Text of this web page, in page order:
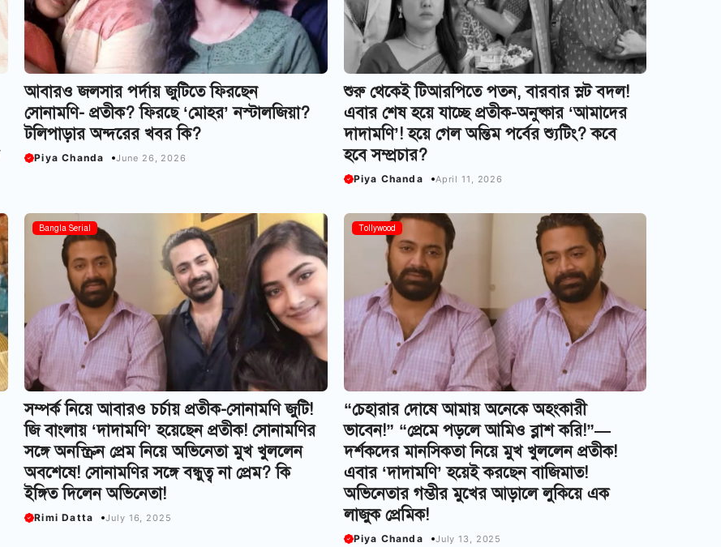
আবার‌ও জলসার পর্দায় জুটিতে ফিরছেন
সোনামণি- প্রতীক? ফিরছে ‘মোহর’ নস্টালজিয়া?
টলিপাড়ার অন্দরের খবর কি?
Piya Chanda June 26, 2026
শুরু থেকেই টিআরপিতে পতন, বারবার স্লট বদল!
এবার শেষ হয়ে যাচ্ছে প্রতীক-অনুষ্কার ‘আমাদের
দাদামণি’! হয়ে গেল অন্তিম পর্বের শ্যুটিং? কবে
হবে সম্প্রচার?
Piya Chanda April 11, 2026
Bangla Serial
সম্পর্ক নিয়ে আবারও চর্চায় প্রতীক-সোনামণি জুটি!
জি বাংলায় ‘দাদামণি’ হয়েছেন প্রতীক! সোনামণির
সঙ্গে অনস্ক্রিন প্রেম নিয়ে অভিনেতা মুখ খুললেন
অবশেষে! সোনামণির সঙ্গে বন্ধুত্ব না প্রেম? কি
ইঙ্গিত দিলেন অভিনেতা!
Rimi Datta July 16, 2025
Tollywood
“চেহারার দোষে আমায় অনেকে অহংকারী
ভাবেন!” “প্রেমে পড়লে আমিও ব্লাশ করি!”—
দর্শকদের মানসিকতা নিয়ে মুখ খুললেন প্রতীক!
এবার ‘দাদামণি’ হয়েই করছেন বাজিমাত!
অভিনেতার গম্ভীর মুখের আড়ালে লুকিয়ে এক
লাজুক প্রেমিক!
Piya Chanda July 13, 2025